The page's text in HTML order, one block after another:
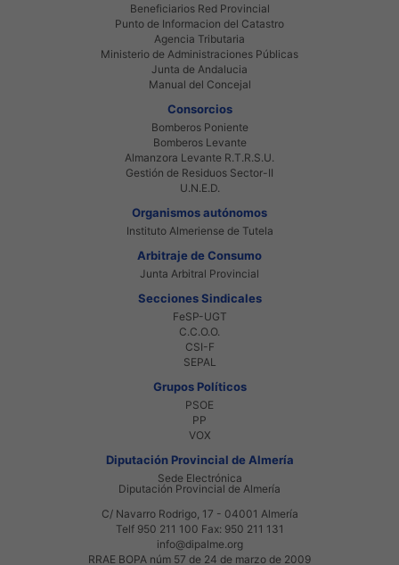
Beneficiarios Red Provincial
Punto de Informacion del Catastro
Agencia Tributaria
Ministerio de Administraciones Públicas
Junta de Andalucia
Manual del Concejal
Consorcios
Bomberos Poniente
Bomberos Levante
Almanzora Levante R.T.R.S.U.
Gestión de Residuos Sector-II
U.N.E.D.
Organismos autónomos
Instituto Almeriense de Tutela
Arbitraje de Consumo
Junta Arbitral Provincial
Secciones Sindicales
FeSP-UGT
C.C.O.O.
CSI-F
SEPAL
Grupos Políticos
PSOE
PP
VOX
Diputación Provincial de Almería
Sede Electrónica
Diputación Provincial de Almería
C/ Navarro Rodrigo, 17 - 04001 Almería
Telf 950 211 100 Fax: 950 211 131
info@dipalme.org
RRAE BOPA núm 57 de 24 de marzo de 2009